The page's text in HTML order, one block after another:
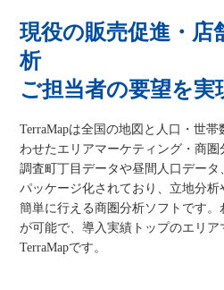
現役の販売促進・店
析
ご担当者の要望を実
TerraMapは全国の地図と人口・世
わせたエリアマーケティング・商
調査町丁目データや昼間人口デー
パッケージ化されており、立地分
簡単に行える商圏分析ソフトです
が可能で、導入実績トップのエリ
TerraMapです。